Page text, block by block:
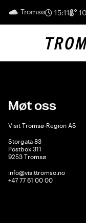
Tromsø 15:11
Møt oss
Visit Tromsø-Region AS
Storgata 83
Postbox 311
9253 Tromsø
info@visittromso.no
+47 77 61 00 00